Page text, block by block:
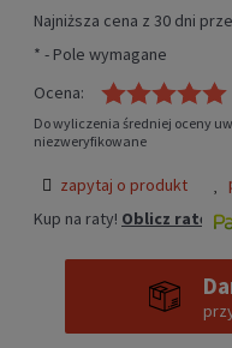
Najniższa cena z 30 dni
Jeżeli produkt jest
jest najniższa cena od
* - Pole wymagane
Ocena:
Do wyliczenia średniej oceny
niezweryfikowane
zapytaj o produkt
Kup na raty! Oblicz ratę